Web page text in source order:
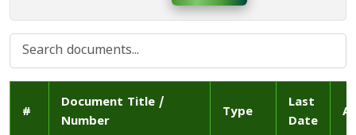
#
Document Title /
Number
Type
Last
Date